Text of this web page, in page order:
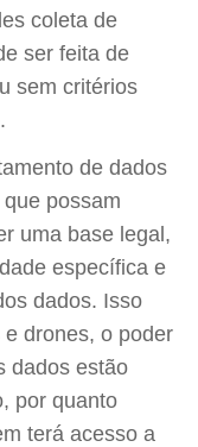
coleta de
ser feita de
sem critérios
de dados
possam
uma base legal,
específica e
dados. Isso
drones, o poder
dados estão
por quanto
terá acesso a